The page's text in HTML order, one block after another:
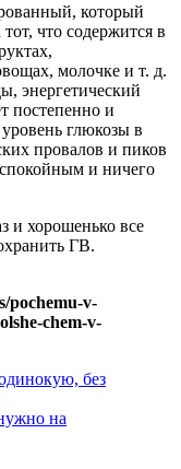
который
что содержится в
молочке и т. д.
энергетический
постепенно и
глюкозы в
провалов и пиков
и ничего
и хорошенько все
ГВ.
pochemu-v-
chem-v-
без
на